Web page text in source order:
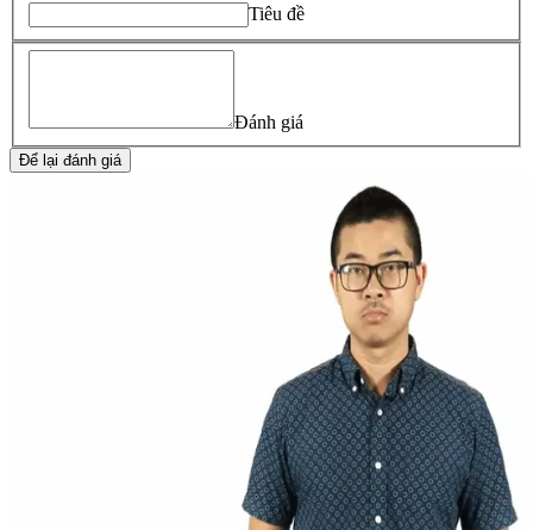
Tiêu đề
Đánh giá
Để lại đánh giá